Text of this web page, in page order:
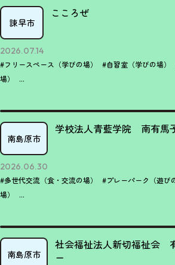
諫早市
こころぜ
2026.07.14
#フリースペース（学びの場） #自習室（学びの場）
場）
...
南島原市
学校法人青藍学院 南有馬
2026.06.30
#多世代交流（食・交流の場） #プレーパーク（遊び
場）
...
南島原市
社会福祉法人新切福祉会
ー